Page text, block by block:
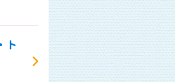
ト